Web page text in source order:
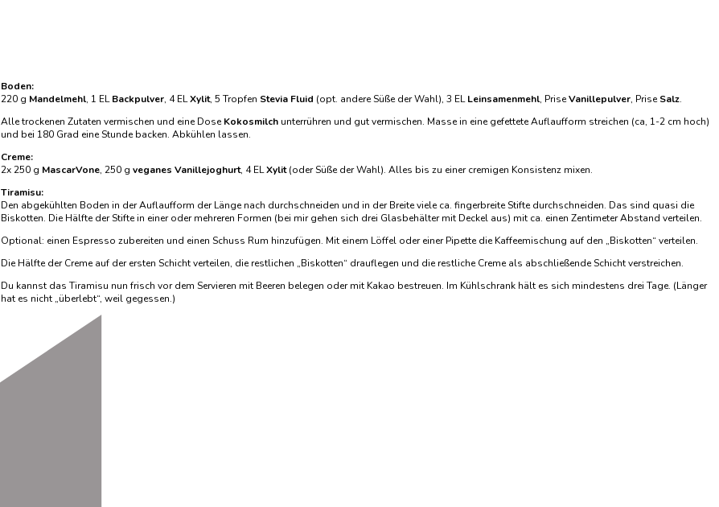
Boden:
220 g Mandelmehl, 1 ELBackpulver, 4 ELXylit, 5 Tropfen Stevia Fluid (opt. andere Süße der Wahl), 3 ELLeinsamenmehl, PriseVanillepulver, PriseSalz.
Alle trockenen Zutaten vermischen und eine DoseKokosmilch unterrühren und gut vermischen. Masse in eine gefettete Auflaufform streichen (ca, 1-2 cm hoch)
und bei 180 Grad eine Stunde backen. Abkühlen lassen.
Creme:
2x 250 g MascarVone, 250 g veganes Vanillejoghurt, 4 ELXylit(oder Süße der Wahl). Alles bis zu einer cremigen Konsistenz mixen.
Tiramisu:
Den abgekühlten Boden in der Auflaufform der Länge nach durchschneiden und in der Breite viele ca. fingerbreite Stifte durchschneiden. Das sind quasi die
Biskotten. Die Hälfte der Stifte in einer oder mehreren Formen (bei mir gehen sich drei Glasbehälter mit Deckel aus) mit ca. einen Zentimeter Abstand verteilen.
Optional: einen Espresso zubereiten und einen Schuss Rum hinzufügen. Mit einem Löffel oder einer Pipette die Kaffeemischung auf den „Biskotten“ verteilen.
Die Hälfte der Creme auf der ersten Schicht verteilen, die restlichen „Biskotten“ drauflegen und die restliche Creme als abschließende Schicht verstreichen.
Du kannst das Tiramisu nun frisch vor dem Servieren mit Beeren belegen oder mit Kakao bestreuen. Im Kühlschrank hält es sich mindestens drei Tage. (Länger
hat es nicht „überlebt“, weil gegessen.)